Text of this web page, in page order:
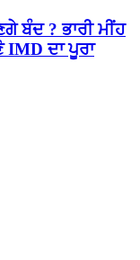
ਬੰਦ ? ਭਾਰੀ ਮੀਂਹ
IMD ਦਾ ਪੂਰਾ